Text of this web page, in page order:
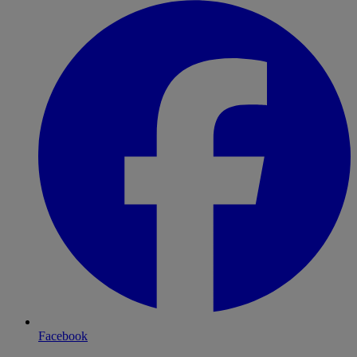
Facebook